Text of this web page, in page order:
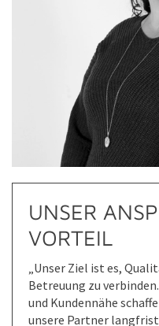
UNSER
VORTEIL
„Unser Ziel ist es,
Betreuung zu
und Kundennähe
unsere Partner